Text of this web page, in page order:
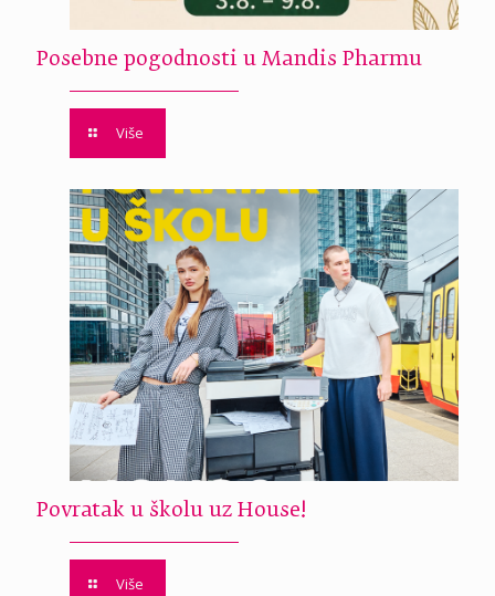
Posebne pogodnosti u Mandis Pharmu
Više
Povratak u školu uz House!
Više